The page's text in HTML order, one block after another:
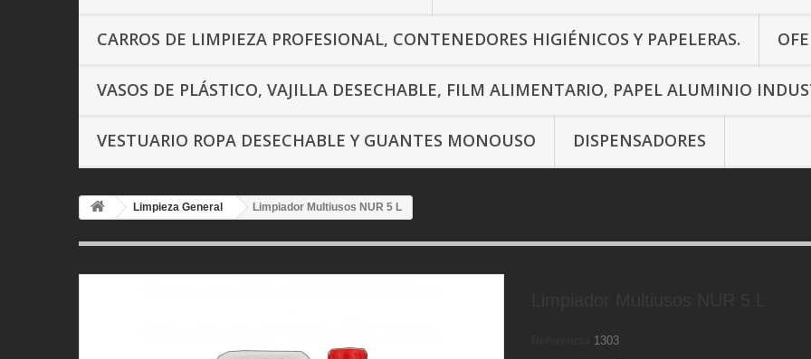
CARROS DE LIMPIEZA PROFESIONAL, CONTENEDORES HIGIÉNICOS Y PAPELERAS.
VASOS DE PLÁSTICO, VAJILLA DESECHABLE, FILM ALIMENTARIO, PAPEL ALUMINIO
VESTUARIO ROPA DESECHABLE Y GUANTES MONOUSO DISPENSADORES
Limpieza General Limpiador Multiusos NUR 5 L
1303